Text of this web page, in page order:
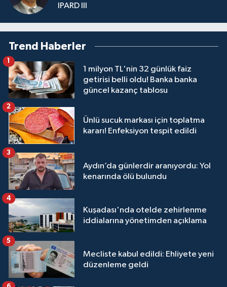
IPARD III
Trend Haberler
1 milyon TL'nin 32 günlük faiz
getirisi belli oldu! Banka banka
güncel kazanç tablosu
1
Ünlü sucuk markası için toplatma
kararı! Enfeksiyon tespit edildi
2
Aydın’da günlerdir aranıyordu: Yol
kenarında ölü bulundu
3
Kuşadası'nda otelde zehirlenme
iddialarına yönetimden açıklama
4
Mecliste kabul edildi: Ehliyete yeni
düzenleme geldi
5